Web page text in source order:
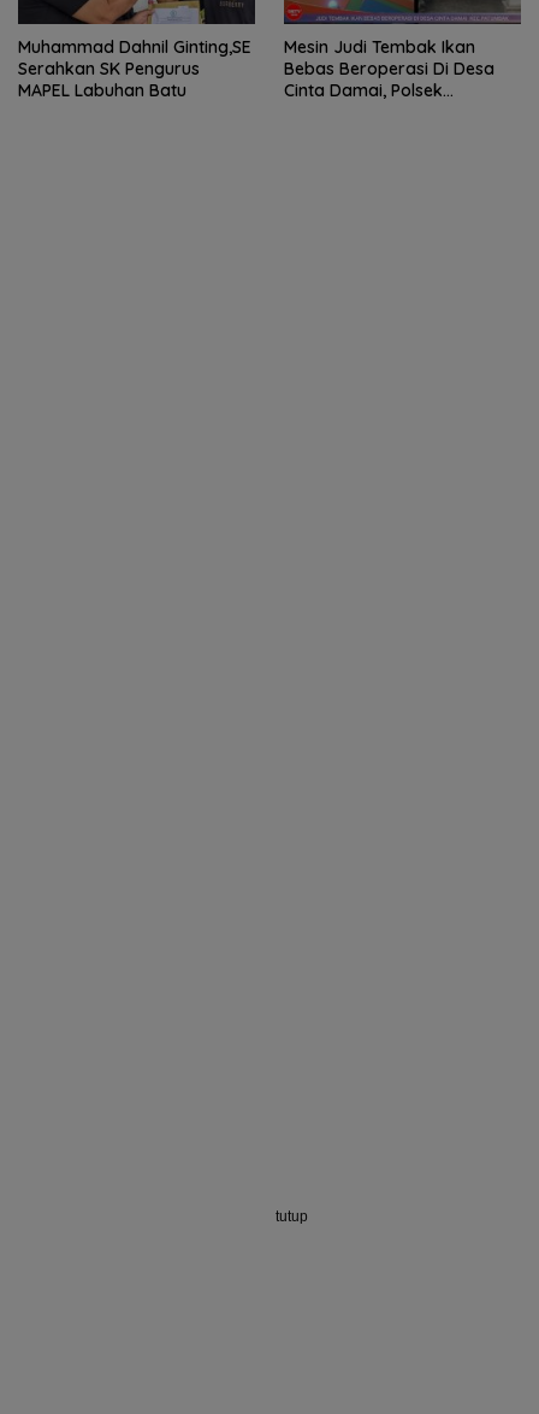
Muhammad Dahnil Ginting,SE
Serahkan SK Pengurus
MAPEL Labuhan Batu
Mesin Judi Tembak Ikan
Bebas Beroperasi Di Desa
Cinta Damai, Polsek
tutup